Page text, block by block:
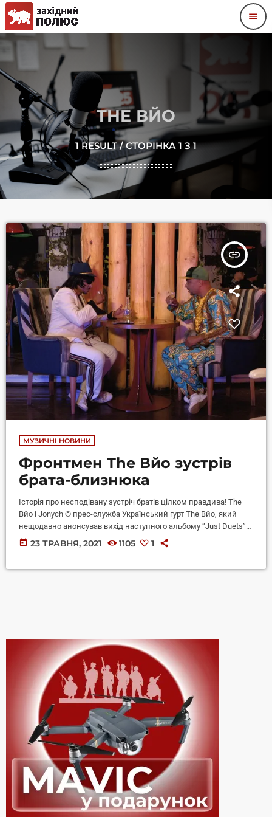
menu
THE ВЙО
1 RESULT / СТОРІНКА 1 З 1
insert_link
МУЗИЧНІ НОВИНИ
Фронтмен The Вйо зустрів
брата-близнюка
Історія про несподівану зустріч братів цілком правдива! The
Вйо і Jonych © прес-служба Український гурт The Вйо, який
нещодавно анонсував вихід наступного альбому “Just Duets”,
презентував на своєму ютуб-каналі кліп на перший сингл з
платівки — "Брати". Пісня стала результатом творчої співпраці
today 23 ТРАВНЯ, 2021 1105 1